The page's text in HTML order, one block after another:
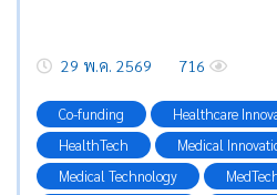
29 พ.ค. 2569 716
Co-funding
Healthcare
HealthTech
Medical
Medical Technology